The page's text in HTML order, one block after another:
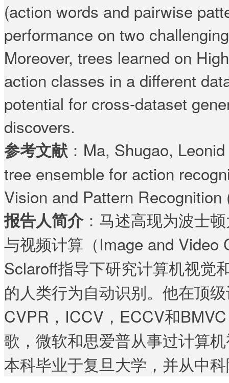
(action words and pairwise
performance on two
Moreover, trees learned on
action classes in a different
potential for cross-dataset
discovers.
参考文献 ：Ma, Shugao,
tree ensemble for action
Vision and Pattern
报告人简介：马述高现为波士
与视频计算（Image and Video
Sclaroff指导下研究计算机视觉
的人类行为自动识别。他在顶
CVPR，ICCV，ECCV和
歌，微软和思爱普从事过计算
本科毕业于复旦大学，并从中